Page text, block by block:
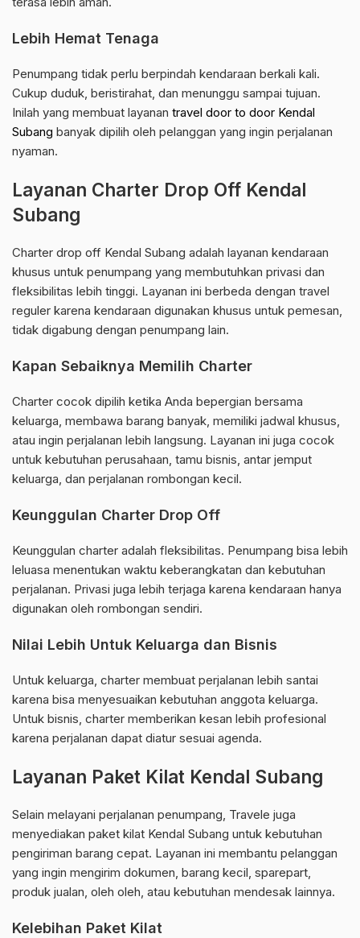
Lebih Hemat Tenaga
Penumpang tidak perlu berpindah kendaraan berkali kali.
Cukup duduk, beristirahat, dan menunggu sampai tujuan.
Inilah yang membuat layanan travel door to door Kendal
Subang banyak dipilih oleh pelanggan yang ingin perjalanan
nyaman.
Layanan Charter Drop Off Kendal
Subang
Charter drop off Kendal Subang adalah layanan kendaraan
khusus untuk penumpang yang membutuhkan privasi dan
fleksibilitas lebih tinggi. Layanan ini berbeda dengan travel
reguler karena kendaraan digunakan khusus untuk pemesan,
tidak digabung dengan penumpang lain.
Kapan Sebaiknya Memilih Charter
Charter cocok dipilih ketika Anda bepergian bersama
keluarga, membawa barang banyak, memiliki jadwal khusus,
atau ingin perjalanan lebih langsung. Layanan ini juga cocok
untuk kebutuhan perusahaan, tamu bisnis, antar jemput
keluarga, dan perjalanan rombongan kecil.
Keunggulan Charter Drop Off
Keunggulan charter adalah fleksibilitas. Penumpang bisa lebih
leluasa menentukan waktu keberangkatan dan kebutuhan
perjalanan. Privasi juga lebih terjaga karena kendaraan hanya
digunakan oleh rombongan sendiri.
Nilai Lebih Untuk Keluarga dan Bisnis
Untuk keluarga, charter membuat perjalanan lebih santai
karena bisa menyesuaikan kebutuhan anggota keluarga.
Untuk bisnis, charter memberikan kesan lebih profesional
karena perjalanan dapat diatur sesuai agenda.
Layanan Paket Kilat Kendal Subang
Selain melayani perjalanan penumpang, Travele juga
menyediakan paket kilat Kendal Subang untuk kebutuhan
pengiriman barang cepat. Layanan ini membantu pelanggan
yang ingin mengirim dokumen, barang kecil, sparepart,
produk jualan, oleh oleh, atau kebutuhan mendesak lainnya.
Kelebihan Paket Kilat